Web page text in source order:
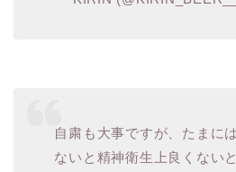
自粛も大事ですが、たまに
ないと精神衛生上良くない